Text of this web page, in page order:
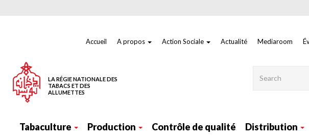
Accueil A propos Action Sociale Actualité Mediaroom
LA RÉGIE NATIONALE DES
TABACS ET DES
ALLUMETTES
principale
Tabaculture Production Contrôle de qualité Distribution